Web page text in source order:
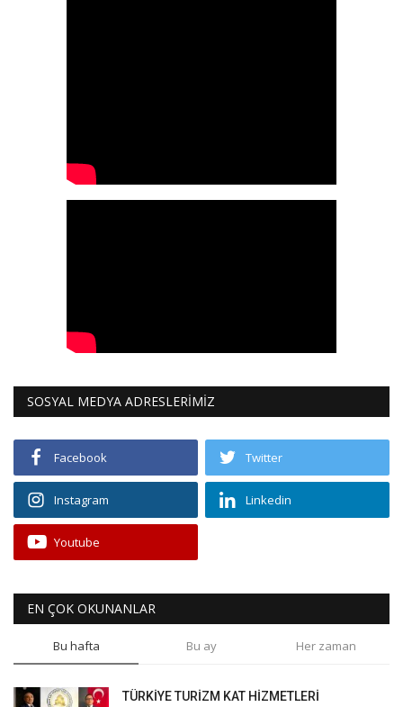
SOSYAL MEDYA ADRESLERİMİZ
Facebook Twitter
Instagram Linkedin
Youtube
EN ÇOK OKUNANLAR
Bu hafta Bu ay Her zaman
TÜRKİYE TURİZM KAT HİZMETLERİ